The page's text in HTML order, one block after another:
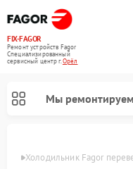
FIX-FAGOR
Ремонт устройств Fagor
Специализированный
cервисный центр г.Орёл
Мы ремонтируем
Холодильник Fagor